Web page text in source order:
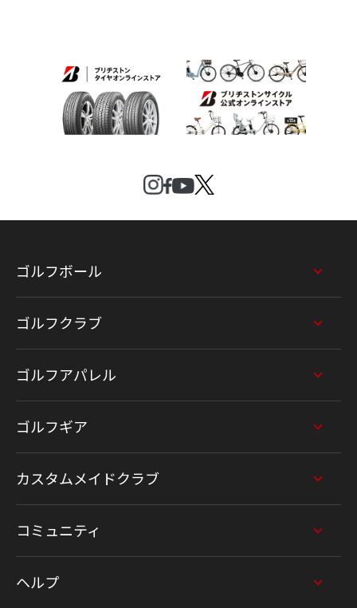
ゴルフボール
ゴルフクラブ
ゴルフアパレル
ゴルフギア
カスタムメイドクラブ
コミュニティ
ヘルプ